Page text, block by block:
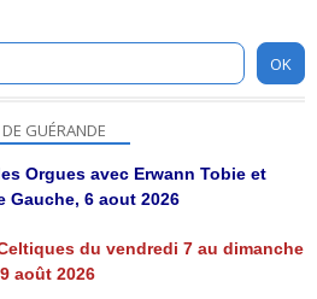
GUÉRANDE
Orgues avec Erwann Tobie et
Gauche, 6 aout 2026
du vendredi 7 au dimanche
9 août 2026